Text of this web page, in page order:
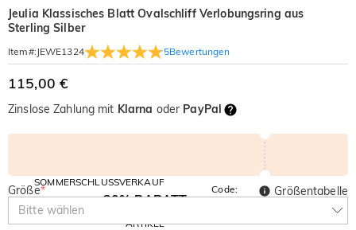
Jeulia Klassisches Blatt Ovalschliff Verlobungsring aus
Sterling Silber
Item#: JEWE1324 5Bewertungen
115,00 €
Zinslose Zahlung mit Klarna oder PayPal
SOMMERSCHLUSSVERKAUF
10% RABATT
AUF ALLES
30% RABATT
ARTIKEL
Code:
SUMMER
Größe*
Bitte wählen
Größentabelle